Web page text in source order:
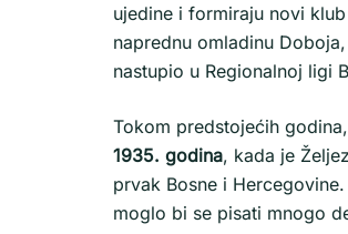
ujedine i formiraju novi
naprednu omladinu
nastupio u Regionalnoj ligi
Tokom predstojećih
1935. godina, kada je
prvak Bosne i
moglo bi se pisati mnogo